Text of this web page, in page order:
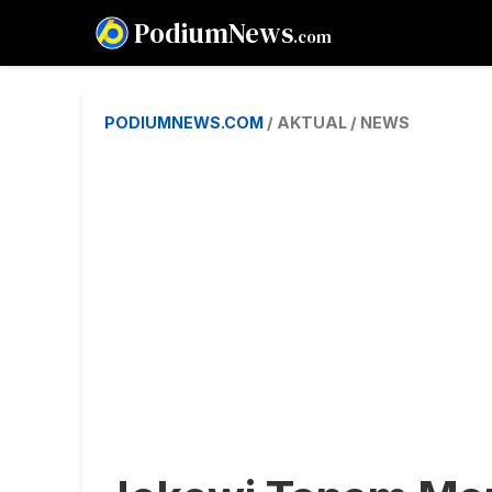
PodiumNews.com
PODIUMNEWS.COM / AKTUAL / NEWS